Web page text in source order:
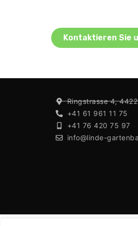
Kontaktieren Sie
Ringstrasse 4,
+41 61 961 11 75
+41 76 420 75 97
info@linde-